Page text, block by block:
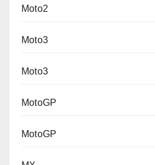
Moto2
Moto3
Moto3
MotoGP
MotoGP